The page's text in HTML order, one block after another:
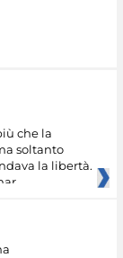
che la
soltanto
la libertà.